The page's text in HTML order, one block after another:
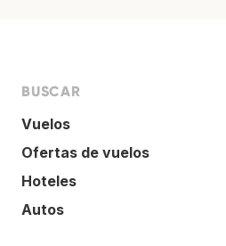
BUSCAR
Vuelos
Ofertas de vuelos
Hoteles
Autos